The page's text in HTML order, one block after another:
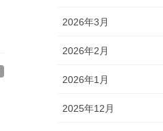
2026年3月
2026年2月
2026年1月
2025年12月